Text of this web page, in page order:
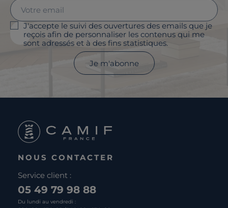
J'accepte le suivi des ouvertures des emails que je
reçois afin de personnaliser les contenus qui me
sont adressés et à des fins statistiques.
Je m'abonne
NOUS CONTACTER
Service client :
05 49 79 98 88
Du lundi au vendredi :